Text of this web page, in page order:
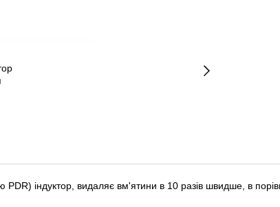
PDR) індуктор, видаляє вм'ятини в 10 разів швидше, в